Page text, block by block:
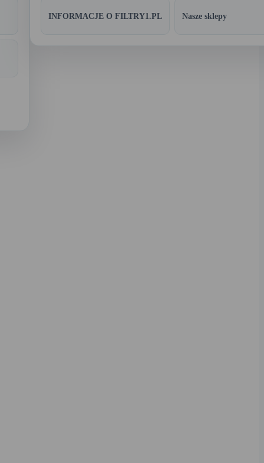
INFORMACJE O FILTRY1.PL Nasze sklepy